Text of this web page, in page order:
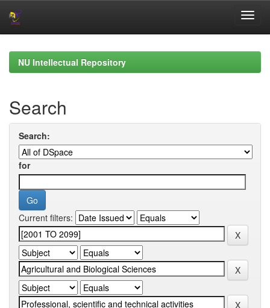
navigationNU Intellectual Repository
Search
Search:
for
Current filters: